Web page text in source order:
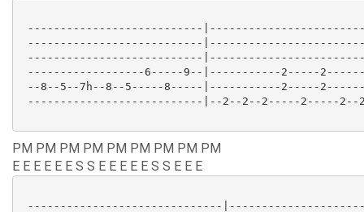
---------------------------
---------------------------
---------------------------
------------------6-----9--|-----------2-----
--8--5--7h--8--5-----8-----|-----------2-----
---------------------------|--2--2--2-----2-----2--
PM PM PM PM PM PM PM PM PM
E E E E E E S S E E E E E S S E E E
------------------------------